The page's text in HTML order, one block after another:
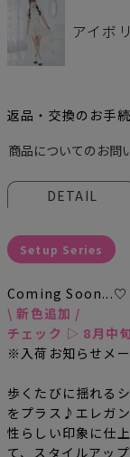
アイボ
返品・交換のお手
商品についてのお問
DETAIL
Setup Series
Coming Soon...♡
\ 新色追加 /
チェック ▷ 8月中
※入荷お知らせメ
歩くたびに揺れる
をプラス♪エレガ
性らしい印象に仕
て、スタイルアッ